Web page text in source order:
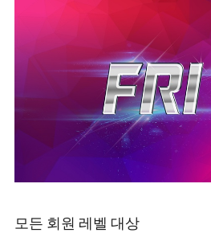
모든 회원 레벨 대상